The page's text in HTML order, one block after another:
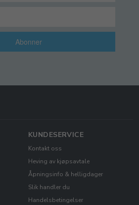
Abonner
KUNDESERVICE
Kontakt oss
Heving av kjøpsavtale
Åpningsinfo & helligdager
Slik handler du
Handelsbetingelser